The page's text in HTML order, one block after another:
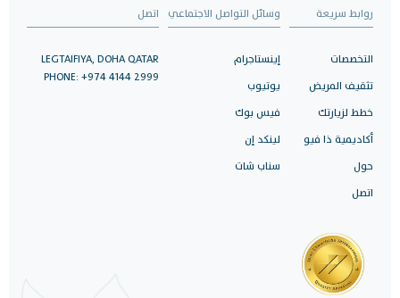
روابط سريعة
التخصصات
تثقيف المريض
خطط لزيارتك
أكاديمية ذا فيو
حول
اتصل
وسائل التواصل الاجتماعي
إينستاجرام
يوتيوب
فيس بوك
لينكد إن
سناب شات
اتصل
LEGTAIFIYA, DOHA QATAR
PHONE: +974 4144 2999